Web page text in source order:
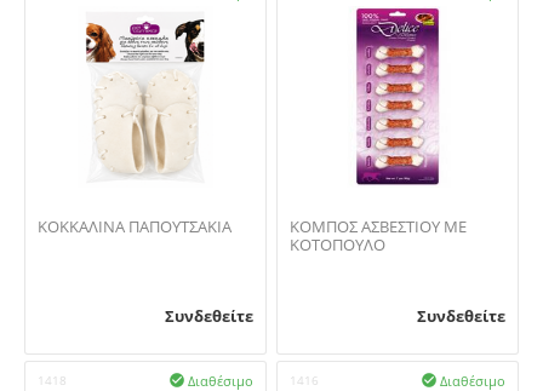
ΚΟΚΚΑΛΙΝA ΠΑΠΟΥΤΣAKIA
Συνδεθείτε
ΚΟΜΠΟΣ ΑΣΒΕΣΤΙΟΥ ΜΕ
ΚΟΤΟΠΟΥΛΟ
Συνδεθείτε
1418 Διαθέσιμο
 1416 Διαθέσιμο
